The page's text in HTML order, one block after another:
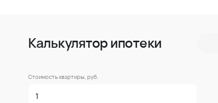
Калькулятор ипотеки
Стоимость квартиры, руб.